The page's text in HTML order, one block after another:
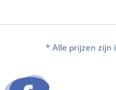
* Alle prijzen zijn